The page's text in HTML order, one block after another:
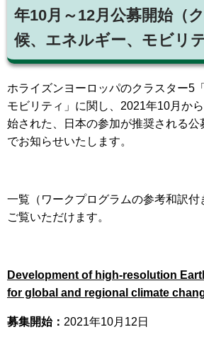
年10月～12月公募開始（
候、エネルギー、モビリテ
ホライズンヨーロッパのクラスター5
モビリティ」に関し、2021年10月か
始された、日本の参加が推奨される
でお知らせいたします。
一覧（ワークプログラムの参考和訳付
ご覧いただけます。
Development of high-resolution
for global and regional climate
募集開始： 2021年10月12日